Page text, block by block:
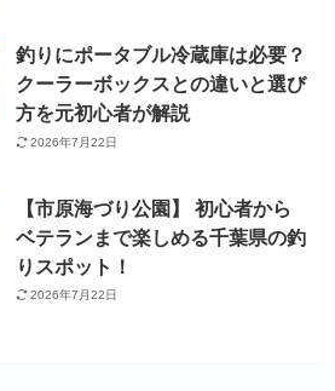
釣りにポータブル冷蔵庫は必要？
クーラーボックスとの違いと選び
方を元初心者が解説
2026年7月22日
【市原海づり公園】 初心者から
ベテランまで楽しめる千葉県の釣
りスポット！
2026年7月22日